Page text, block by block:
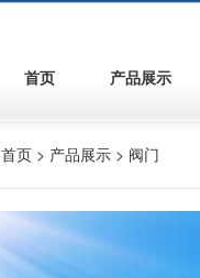
首页 产品展示
首页 > 产品展示 > 阀门